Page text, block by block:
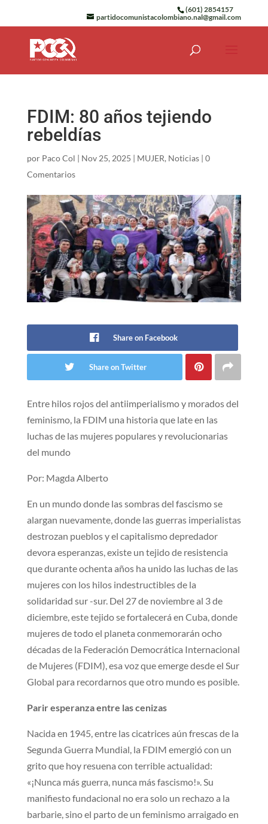
(601) 2854157
partidocomunistacolombiano.nal@gmail.com
FDIM: 80 años tejiendo
rebeldías
por Paco Col | Nov 25, 2025 | MUJER, Noticias| 0
Comentarios
Share on Facebook
Share on Twitter
Entre hilos rojos del antiimperialismo y morados del
feminismo, la FDIM una historia que late en las
luchas de las mujeres populares y revolucionarias
del mundo
Por: Magda Alberto
En un mundo donde las sombras del fascismo se
alargan nuevamente, donde las guerras imperialistas
destrozan pueblos y el capitalismo depredador
devora esperanzas, existe un tejido de resistencia
que durante ochenta años ha unido las luchas de las
mujeres con los hilos indestructibles de la
solidaridad sur -sur. Del 27 de noviembre al 3 de
diciembre, este tejido se fortalecerá en Cuba, donde
mujeres de todo el planeta conmemorarán ocho
décadas de la Federación Democrática Internacional
de Mujeres (FDIM), esa voz que emerge desde el Sur
Global para recordarnos que otro mundo es posible.
Parir esperanza entre las cenizas
Nacida en 1945, entre las cicatrices aún frescas de la
Segunda Guerra Mundial, la FDIM emergió con un
grito que hoy resuena con terrible actualidad:
«¡Nunca más guerra, nunca más fascismo!». Su
manifiesto fundacional no era solo un rechazo a la
barbarie, sino el parto de un feminismo arraigado en